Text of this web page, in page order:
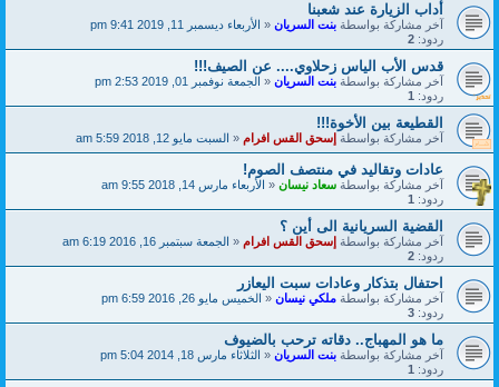
أداب الزيارة عند شعبنا
آخر مشاركة بواسطة بنت السريان « الأربعاء ديسمبر 11, 2019 9:41 pm
ردود: 2
قدس الأب الياس زحلاوي.... عن الصيف!!!
آخر مشاركة بواسطة بنت السريان « الجمعة نوفمبر 01, 2019 2:53 pm
ردود: 1
القطيعة بين الأخوة!!!
آخر مشاركة بواسطة إسحق القس افرام « السبت مايو 12, 2018 5:59 am
عادات وتقاليد في منتصف الصوم!
آخر مشاركة بواسطة سعاد نيسان « الأربعاء مارس 14, 2018 9:55 am
ردود: 1
القضية السريانية الى أين ؟
آخر مشاركة بواسطة إسحق القس افرام « الجمعة سبتمبر 16, 2016 6:19 am
ردود: 2
احتفال بتذكار وعادات سبت اليعازر
آخر مشاركة بواسطة ملكي نيسان « الخميس مايو 26, 2016 6:59 pm
ردود: 3
ما هو المهباج.. دقاته ترحب بالضيوف
آخر مشاركة بواسطة بنت السريان « الثلاثاء مارس 18, 2014 5:04 pm
ردود: 1